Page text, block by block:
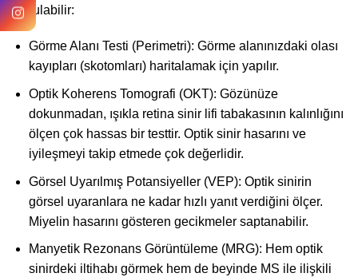
duyulabilir:
Görme Alanı Testi (Perimetri): Görme alanınızdaki olası
kayıpları (skotomları) haritalamak için yapılır.
Optik Koherens Tomografi (OKT): Gözünüze
dokunmadan, ışıkla retina sinir lifi tabakasının kalınlığını
ölçen çok hassas bir testtir. Optik sinir hasarını ve
iyileşmeyi takip etmede çok değerlidir.
Görsel Uyarılmış Potansiyeller (VEP): Optik sinirin
görsel uyaranlara ne kadar hızlı yanıt verdiğini ölçer.
Miyelin hasarını gösteren gecikmeler saptanabilir.
Manyetik Rezonans Görüntüleme (MRG): Hem optik
sinirdeki iltihabı görmek hem de beyinde MS ile ilişkili